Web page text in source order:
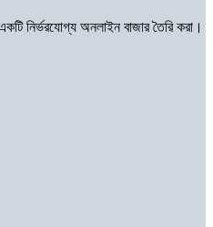
নির্ভরযোগ্য অনলাইন বাজার তৈরি করা।